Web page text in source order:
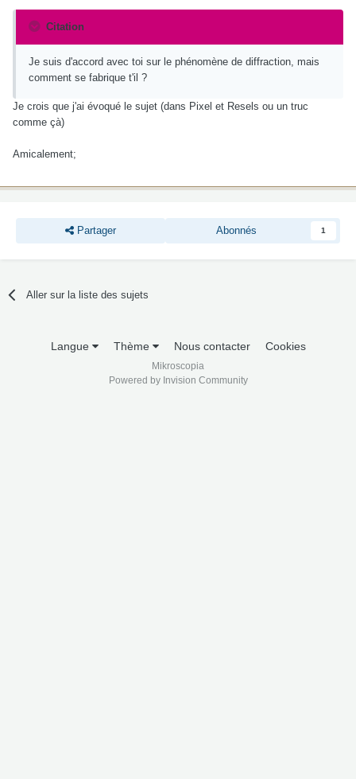
Citation
Je suis d'accord avec toi sur le phénomène de diffraction, mais
comment se fabrique t'il ?
Je crois que j'ai évoqué le sujet (dans Pixel et Resels ou un truc
comme çà)
Amicalement;
Partager Abonnés 1
Aller sur la liste des sujets
Langue Thème Nous contacter Cookies
Mikroscopia
Powered by Invision Community